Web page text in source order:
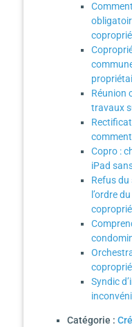
Réunion
travaux
Copro :
iPad
Refus du
l’ordre
Syndic
Catégorie :